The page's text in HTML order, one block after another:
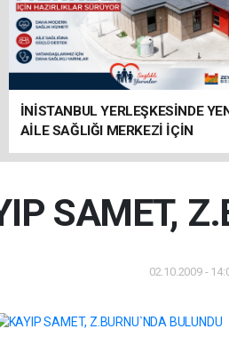
İNİSTANBUL YERLEŞKESİNDE
AİLE SAĞLIĞI MERKEZİ İÇİN
HAZIRLIKLAR SÜRÜYOR
SAMET,
02.10.2009 -